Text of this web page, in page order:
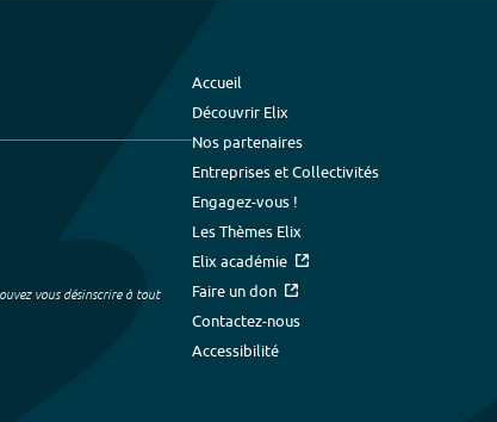
vous désinscrire à tout
Accueil
Découvrir Elix
Nos partenaires
Entreprises et Collectivités
Engagez-vous !
Les Thèmes Elix
Elix académie
Faire un don
Contactez-nous
Accessibilité